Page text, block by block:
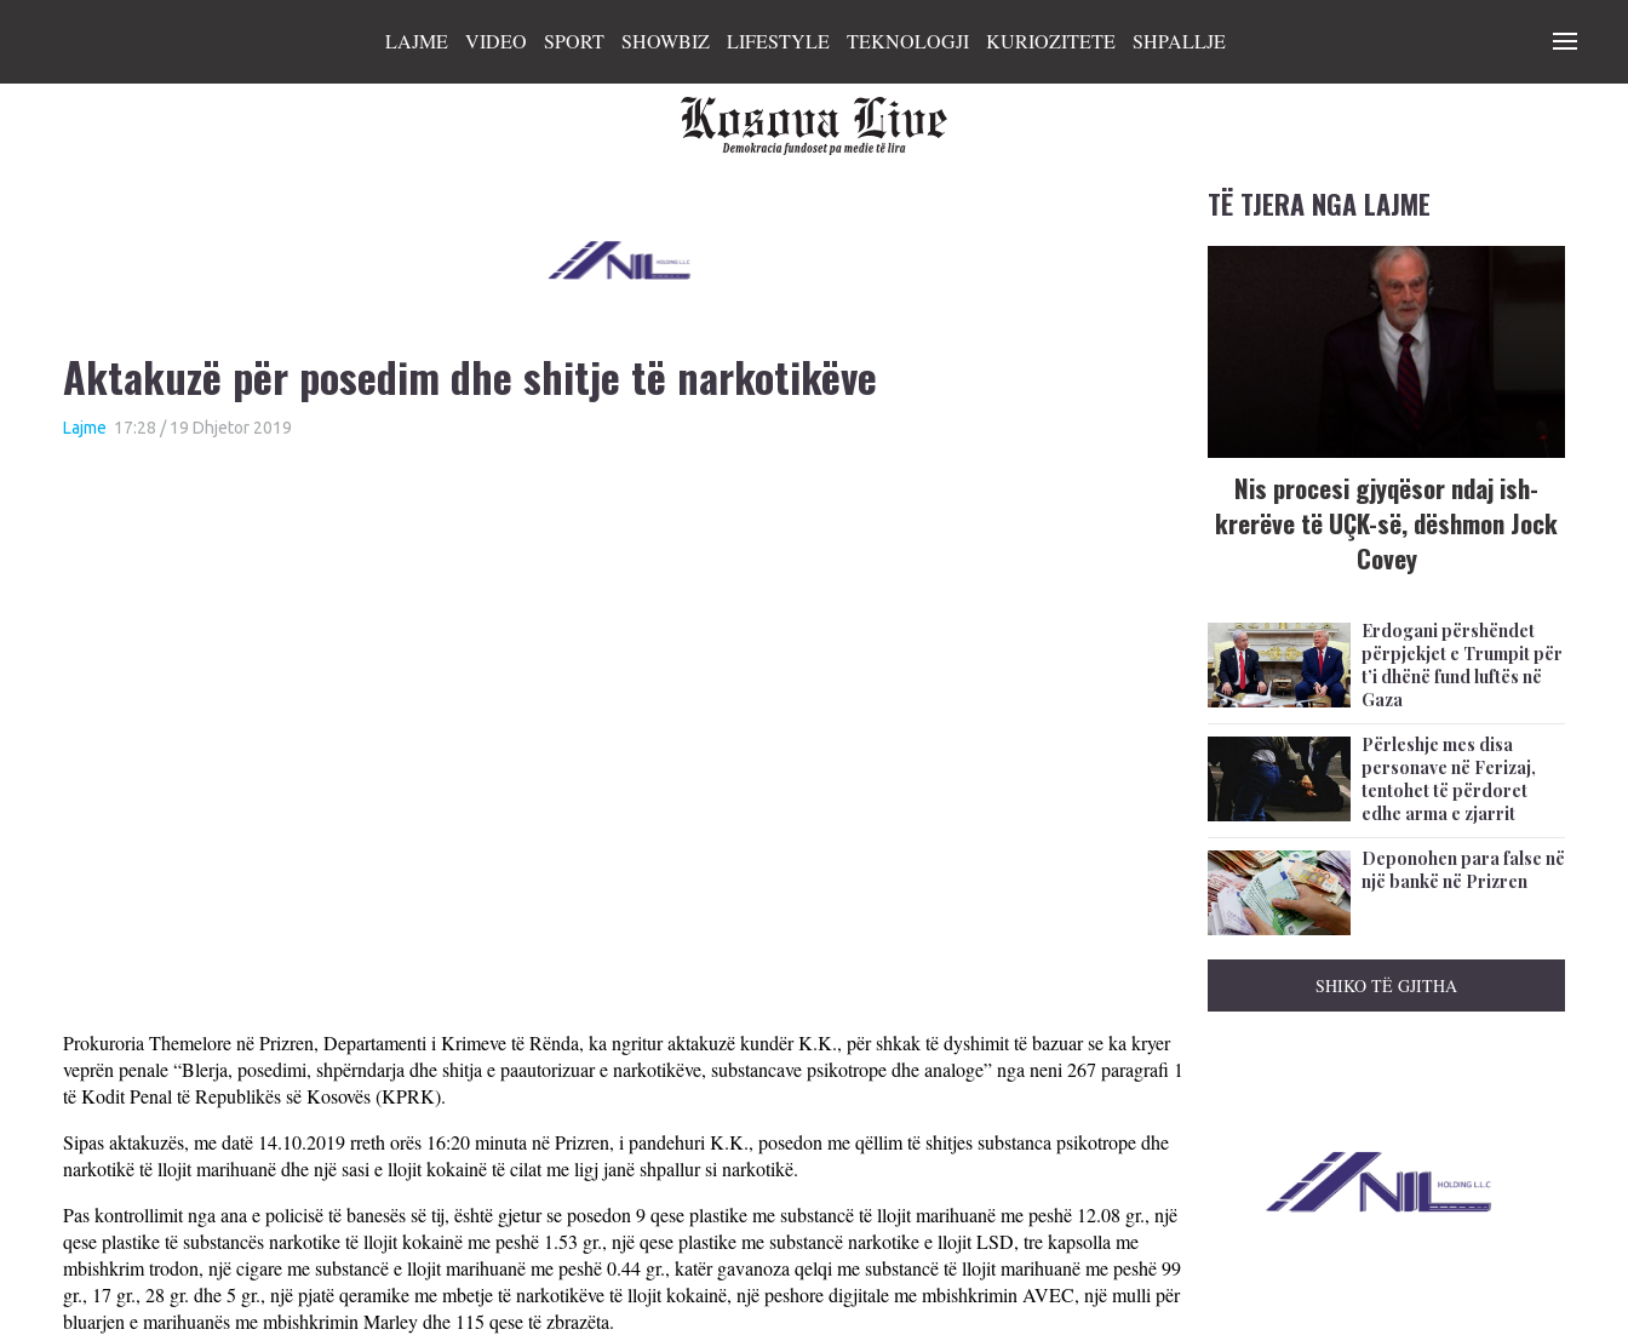
LAJME VIDEO SPORT SHOWBIZ LIFESTYLE TEKNOLOGJI KURIOZITETE SHPALLJE
Aktakuzë për posedim dhe shitje të narkotikëve
Lajme 17:28 / 19 Dhjetor 2019
Prokuroria Themelore në Prizren, Departamenti i Krimeve të Rënda, ka ngritur aktakuzë kundër K.K., për shkak të dyshimit të bazuar se ka kryer
veprën penale “Blerja, posedimi, shpërndarja dhe shitja e paautorizuar e narkotikëve, substancave psikotrope dhe analoge” nga neni 267 paragrafi 1
të Kodit Penal të Republikës së Kosovës (KPRK).
Sipas aktakuzës, me datë 14.10.2019 rreth orës 16:20 minuta në Prizren, i pandehuri K.K., posedon me qëllim të shitjes substanca psikotrope dhe
narkotikë të llojit marihuanë dhe një sasi e llojit kokainë të cilat me ligj janë shpallur si narkotikë.
Pas kontrollimit nga ana e policisë të banesës së tij, është gjetur se posedon 9 qese plastike me substancë të llojit marihuanë me peshë 12.08 gr., një
qese plastike të substancës narkotike të llojit kokainë me peshë 1.53 gr., një qese plastike me substancë narkotike e llojit LSD, tre kapsolla me
mbishkrim trodon, një cigare me substancë e llojit marihuanë me peshë 0.44 gr., katër gavanoza qelqi me substancë të llojit marihuanë me peshë 99
gr., 17 gr., 28 gr. dhe 5 gr., një pjatë qeramike me mbetje të narkotikëve të llojit kokainë, një peshore digjitale me mbishkrimin AVEC, një mulli për
bluarjen e marihuanës me mbishkrimin Marley dhe 115 qese të zbrazëta.
TË TJERA NGA LAJME
Nis procesi gjyqësor ndaj ish-
krerëve të UÇK-së, dëshmon Jock
Covey
Erdogani përshëndet
përpjekjet e Trumpit për
t’i dhënë fund luftës në
Gaza
Përleshje mes disa
personave në Ferizaj,
tentohet të përdoret
edhe arma e zjarrit
Deponohen para false në
një bankë në Prizren
SHIKO TË GJITHA